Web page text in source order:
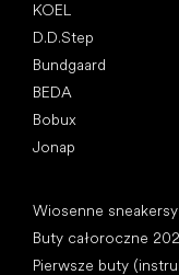
KOEL
D.D.Step
Bundgaard
BEDA
Bobux
Jonap
Wiosenne
Buty całoroczne
Pierwsze buty